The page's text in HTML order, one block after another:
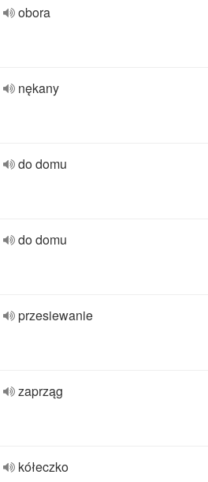
obora
nękany
do domu
do domu
przesiewanie
zaprząg
kółeczko